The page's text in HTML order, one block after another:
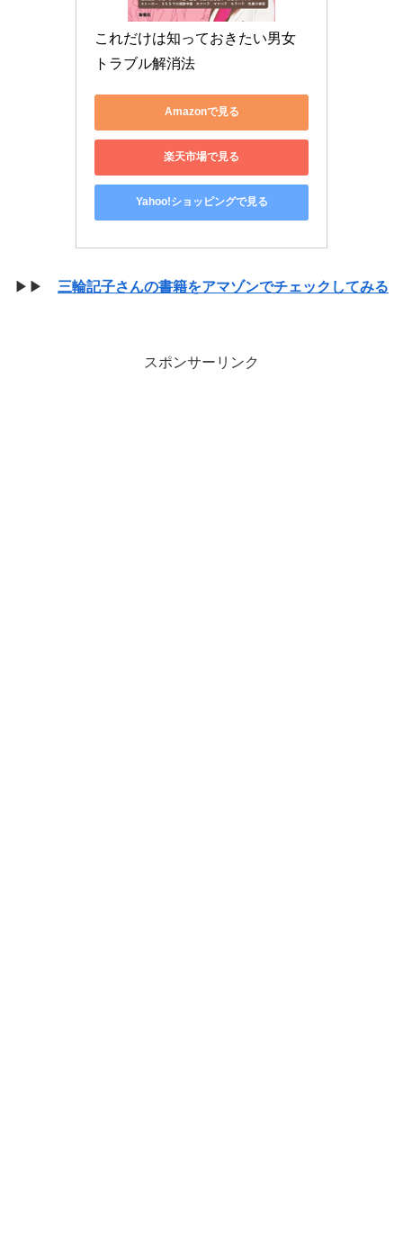
これだけは知っておきたい男女
トラブル解消法
Amazonで見る
楽天市場で見る
Yahoo!ショッピングで見る
▶▶ 三輪記子さんの書籍をアマゾンでチェックしてみる
スポンサーリンク